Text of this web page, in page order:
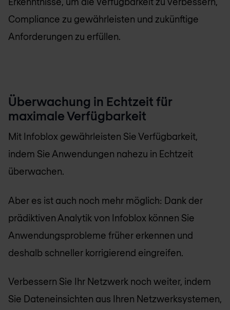
Compliance zu gewährleisten und zukünftige
Anforderungen zu erfüllen.
Überwachung in Echtzeit für
maximale Verfügbarkeit
Mit Infoblox gewährleisten Sie Verfügbarkeit,
indem Sie Anwendungen nahezu in Echtzeit
überwachen.
Aber es ist auch noch mehr möglich: Dank der
prädiktiven Analytik von Infoblox können Sie
Anwendungsprobleme früher erkennen und
deshalb schneller korrigierend eingreifen.
Verbessern Sie Ihr Netzwerk noch weiter, indem
Sie Dateneinsichten aus Ihren Netzwerksystemen,